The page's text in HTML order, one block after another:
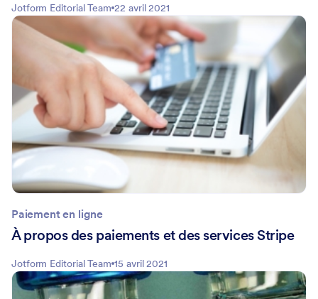
Jotform Editorial Team 22 avril 2021
Paiement en ligne
À propos des paiements et des services Stripe
Jotform Editorial Team 15 avril 2021